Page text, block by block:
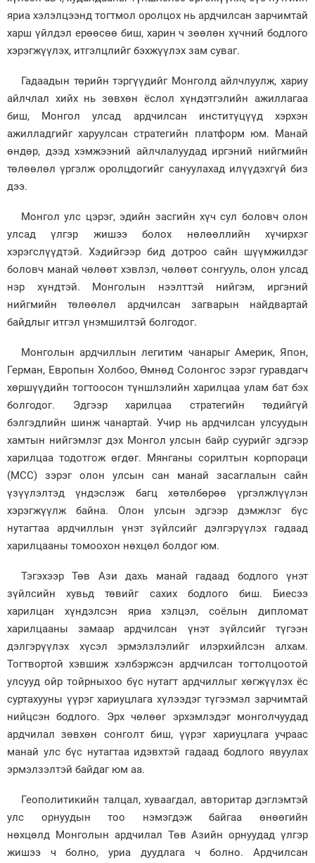
яриа хэлэлцээнд тогтмол оролцох нь ардчилсан зарчимтай
харш үйлдэл ерөөсөө биш, харин ч зөөлөн хүчний бодлого
хэрэгжүүлэх, итгэлцлийг бэхжүүлэх зам суваг.
Гадаадын төрийн тэргүүдийг Монголд айлчлуулж, хариу
айлчлал хийх нь зөвхөн ёслол хүндэтгэлийн ажиллагаа
биш, Монгол улсад ардчилсан инститүцүүд хэрхэн
ажилладгийг харуулсан стратегийн платформ юм. Манай
өндөр, дээд хэмжээний айлчлалуудад иргэний нийгмийн
төлөөлөл үргэлж оролцдогийг сануулахад илүүдэхгүй биз
дээ.
Монгол улс цэрэг, эдийн засгийн хүч сул боловч олон
улсад үлгэр жишээ болох нөлөөллийн хүчирхэг
хэрэгслүүдтэй. Хэдийгээр бид дотроо сайн шүүмжилдэг
боловч манай чөлөөт хэвлэл, чөлөөт сонгууль, олон улсад
нэр хүндтэй. Монголын нээлттэй нийгэм, иргэний
нийгмийн төлөөлөл ардчилсан загварын найдвартай
байдлыг итгэл үнэмшилтэй болгодог.
Монголын ардчиллын легитим чанарыг Америк, Япон,
Герман, Европын Холбоо, Өмнөд Солонгос зэрэг гуравдагч
хөршүүдийн тогтоосон түншлэлийн харилцаа улам бат бэх
болгодог. Эдгээр харилцаа стратегийн төдийгүй
бэлгэдлийн шинж чанартай. Учир нь ардчилсан улсуудын
хамтын нийгэмлэг дэх Монгол улсын байр суурийг эдгээр
харилцаа тодотгож өгдөг. Мянганы сорилтын корпораци
(MCC) зэрэг олон улсын сан манай засаглалын сайн
үзүүлэлтэд үндэслэж багц хөтөлбөрөө үргэлжлүүлэн
хэрэгжүүлж байна. Олон улсын эдгээр дэмжлэг бүс
нутагтаа ардчиллын үнэт зүйлсийг дэлгэрүүлэх гадаад
харилцааны томоохон нөхцөл болдог юм.
Тэгэхээр Төв Ази дахь манай гадаад бодлого үнэт
зүйлсийн хувьд төвийг сахих бодлого биш. Биесээ
харилцан хүндэлсэн яриа хэлцэл, соёлын дипломат
харилцааны замаар ардчилсан үнэт зүйлсийг түгээн
дэлгэрүүлэх хүсэл эрмэлзлэлийг илэрхийлсэн алхам.
Тогтвортой хэвшиж хэлбэржсэн ардчилсан тогтолцоотой
улсууд ойр тойрныхоо бүс нутагт ардчиллыг хөгжүүлэх ёс
суртахууны үүрэг хариуцлага хүлээдэг түгээмэл зарчимтай
нийцсэн бодлого. Эрх чөлөөг эрхэмлэдэг монголчуудад
ардчилал зөвхөн сонголт биш, үүрэг хариуцлага учраас
манай улс бүс нутагтаа идэвхтэй гадаад бодлого явуулах
эрмэлзэлтэй байдаг юм аа.
Геополитикийн талцал, хуваагдал, авторитар дэглэмтэй
улс орнуудын тоо нэмэгдэж байгаа өнөөгийн
нөхцөлд Монголын ардчилал Төв Азийн орнуудад үлгэр
жишээ ч болно, уриа дуудлага ч болно. Ардчилсан